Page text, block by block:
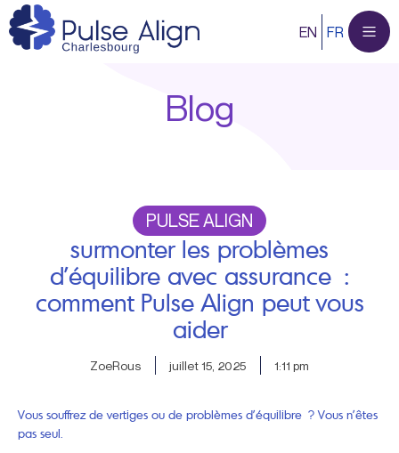
Aller
au
EN FR
Blog
PULSE ALIGN
surmonter les problèmes
d’équilibre avec assurance :
comment Pulse Align peut vous
aider
ZoeRous juillet 15, 2025 1:11 pm
Vous souffrez de vertiges ou de problèmes d’équilibre ? Vous n’êtes
pas seul.